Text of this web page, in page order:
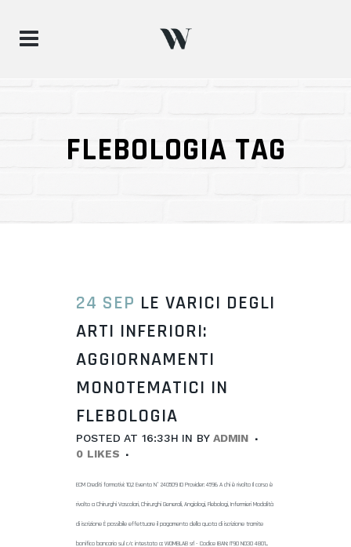
FLEBOLOGIA TAG
24 SEP LE VARICI DEGLI
ARTI INFERIORI:
AGGIORNAMENTI
MONOTEMATICI IN
FLEBOLOGIA
POSTED AT 16:33H IN BY ADMIN
0 LIKES
ECM Crediti formativi: 10,2 Evento N° 240509 ID Provider: 4596 A chi è rivolto Il corso è
rivolto a Chirurghi Vascolari, Chirurghi Generali, Angiologi, Flebologi, Infermieri Modalità
di iscrizione È possibile effettuare il pagamento della quota di iscrizione tramite
bonifico bancario sul c/c intestato a: WOMBLAB srl - Codice IBAN: IT90 N030 4801...